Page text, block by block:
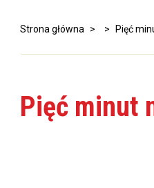
Strona główna > > Pięć
Pięć minut